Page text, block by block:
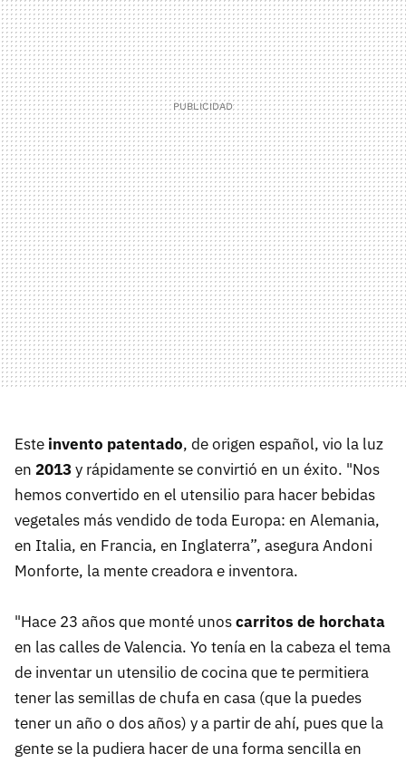
Este invento patentado, de origen español, vio la luz
en 2013y rápidamente se convirtió en un éxito. "Nos
hemos convertido en el utensilio para hacer bebidas
vegetales más vendido de toda Europa: en Alemania,
en Italia, en Francia, en Inglaterra”, asegura Andoni
Monforte, la mente creadora e inventora.
"Hace 23 años que monté unoscarritos de horchata
en las calles de Valencia. Yo tenía en la cabeza el tema
de inventar un utensilio de cocina que te permitiera
tener las semillas de chufa en casa (que la puedes
tener un año o dos años) y a partir de ahí, pues que la
gente se la pudiera hacer de una forma sencilla en